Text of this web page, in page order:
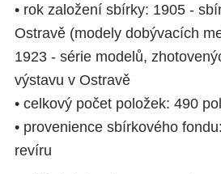
• rok založení sbírky: 1905 -
Ostravě (modely dobývacích
1923 - série modelů,
výstavu v Ostravě
• celkový počet položek: 490
• provenience sbírkového
revíru